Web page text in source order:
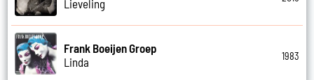
Lieveling
Frank Boeijen Groep
Linda
1983